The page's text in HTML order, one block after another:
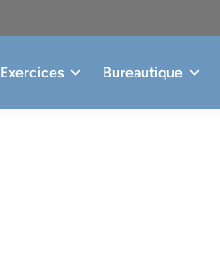
Exercices Bureautique